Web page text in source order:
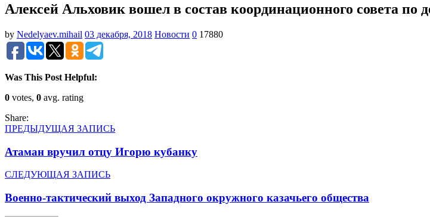
Алексей Альховик вошел в состав координационного совета по
by Nedelyaev.mihail 03 декабря, 2018 Новости 0 17880
Was This Post Helpful:
0 votes, 0 avg. rating
Share:
ПРЕДЫДУЩАЯ ЗАПИСЬ
Атаман вручил отцу Игорю кубанку
СЛЕДУЮЩАЯ ЗАПИСЬ
Военно-тактический выход Западного окружного казачьего общества